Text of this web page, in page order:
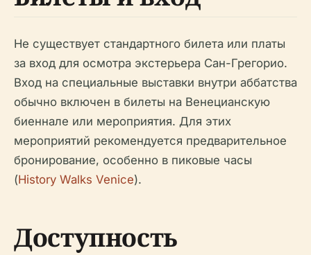
Не существует стандартного билета или платы
за вход для осмотра экстерьера Сан-Грегорио.
Вход на специальные выставки внутри аббатства
обычно включен в билеты на Венецианскую
биеннале или мероприятия. Для этих
мероприятий рекомендуется предварительное
бронирование, особенно в пиковые часы
(History Walks Venice).
Доступность